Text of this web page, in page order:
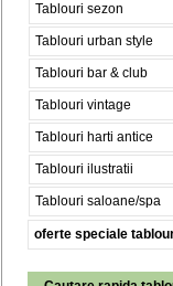
Tablouri sezon
Tablouri urban style
Tablouri bar & club
Tablouri vintage
Tablouri harti antice
Tablouri ilustratii
Tablouri saloane/spa
oferte speciale